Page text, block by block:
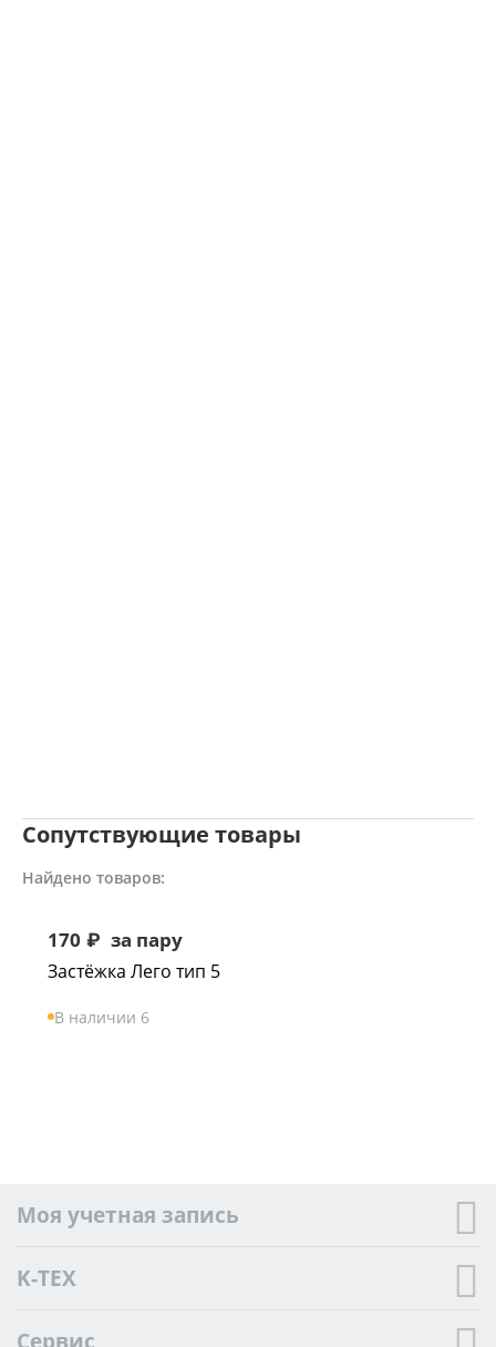
Сопутствующие товары
Найдено товаров:
170 ₽ за пару
Застёжка Лего тип 5
В наличии 6
Моя учетная запись
K-TEX